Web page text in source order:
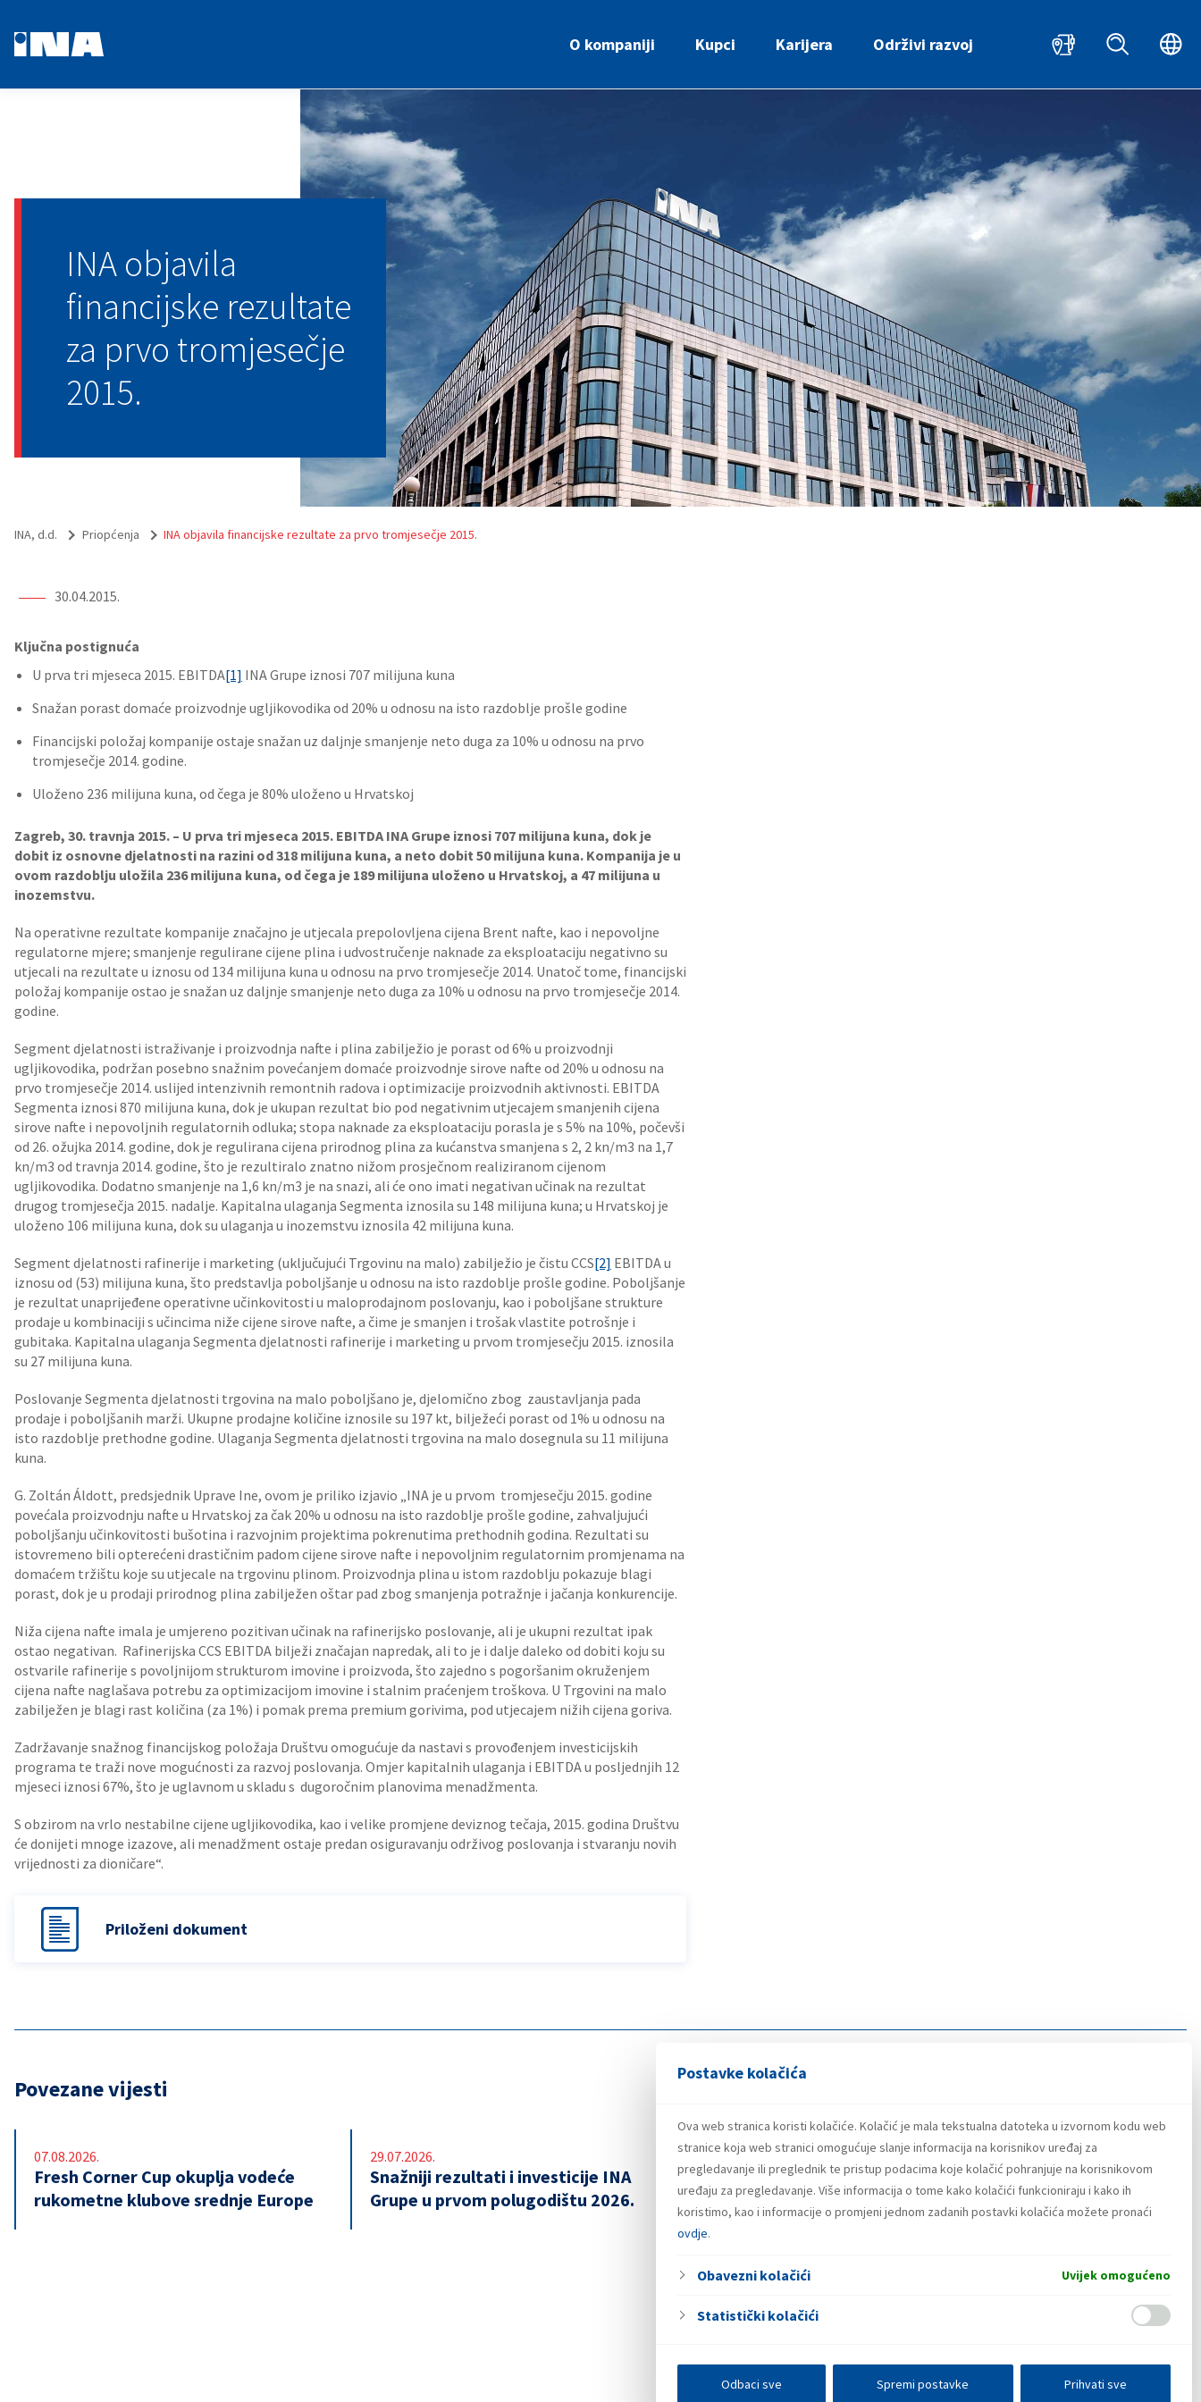
Postavke kolačića
Ova web stranica koristi kolačiće. Kolačić je mala tekstualna datoteka u izvornom kodu web
stranice koja web stranici omogućuje slanje informacija na korisnikov uređaj za
pregledavanje ili preglednik te pristup podacima koje kolačić pohranjuje na korisnikovom
uređaju za pregledavanje. Više informacija o tome kako kolačići funkcioniraju i kako ih
koristimo, kao i informacije o promjeni jednom zadanih postavki kolačića možete pronaći
ovdje.
Obavezni kolačići Uvijek omogućeno
Statistički kolačići
Odbaci sve Spremi postavke Prihvati sve
O kompaniji Kupci Karijera Održivi razvoj HR EN
INA objavila
financijske rezultate
za prvo tromjesečje
2015.
INA, d.d. Priopćenja INA objavila financijske rezultate za prvo tromjesečje 2015.
30.04.2015.
Ključna postignuća
U prva tri mjeseca 2015. EBITDA[1] INA Grupe iznosi 707 milijuna kuna
Snažan porast domaće proizvodnje ugljikovodika od 20% u odnosu na isto razdoblje prošle godine
Financijski položaj kompanije ostaje snažan uz daljnje smanjenje neto duga za 10% u odnosu na prvo
tromjesečje 2014. godine.
Uloženo 236 milijuna kuna, od čega je 80% uloženo u Hrvatskoj
Zagreb, 30. travnja 2015. – U prva tri mjeseca 2015. EBITDA INA Grupe iznosi 707 milijuna kuna, dok je
dobit iz osnovne djelatnosti na razini od 318 milijuna kuna, a neto dobit 50 milijuna kuna. Kompanija je u
ovom razdoblju uložila 236 milijuna kuna, od čega je 189 milijuna uloženo u Hrvatskoj, a 47 milijuna u
inozemstvu.
Na operativne rezultate kompanije značajno je utjecala prepolovljena cijena Brent nafte, kao i nepovoljne
regulatorne mjere; smanjenje regulirane cijene plina i udvostručenje naknade za eksploataciju negativno su
utjecali na rezultate u iznosu od 134 milijuna kuna u odnosu na prvo tromjesečje 2014. Unatoč tome, financijski
položaj kompanije ostao je snažan uz daljnje smanjenje neto duga za 10% u odnosu na prvo tromjesečje 2014.
godine.
Segment djelatnosti istraživanje i proizvodnja nafte i plina zabilježio je porast od 6% u proizvodnji
ugljikovodika, podržan posebno snažnim povećanjem domaće proizvodnje sirove nafte od 20% u odnosu na
prvo tromjesečje 2014. uslijed intenzivnih remontnih radova i optimizacije proizvodnih aktivnosti. EBITDA
Segmenta iznosi 870 milijuna kuna, dok je ukupan rezultat bio pod negativnim utjecajem smanjenih cijena
sirove nafte i nepovoljnih regulatornih odluka; stopa naknade za eksploataciju porasla je s 5% na 10%, počevši
od 26. ožujka 2014. godine, dok je regulirana cijena prirodnog plina za kućanstva smanjena s 2, 2 kn/m3 na 1,7
kn/m3 od travnja 2014. godine, što je rezultiralo znatno nižom prosječnom realiziranom cijenom
ugljikovodika. Dodatno smanjenje na 1,6 kn/m3 je na snazi, ali će ono imati negativan učinak na rezultat
drugog tromjesečja 2015. nadalje. Kapitalna ulaganja Segmenta iznosila su 148 milijuna kuna; u Hrvatskoj je
uloženo 106 milijuna kuna, dok su ulaganja u inozemstvu iznosila 42 milijuna kuna.
Segment djelatnosti rafinerije i marketing (uključujući Trgovinu na malo) zabilježio je čistu CCS[2] EBITDA u
iznosu od (53) milijuna kuna, što predstavlja poboljšanje u odnosu na isto razdoblje prošle godine. Poboljšanje
je rezultat unaprijeđene operativne učinkovitosti u maloprodajnom poslovanju, kao i poboljšane strukture
prodaje u kombinaciji s učincima niže cijene sirove nafte, a čime je smanjen i trošak vlastite potrošnje i
gubitaka. Kapitalna ulaganja Segmenta djelatnosti rafinerije i marketing u prvom tromjesečju 2015. iznosila
su 27 milijuna kuna.
Poslovanje Segmenta djelatnosti trgovina na malo poboljšano je, djelomično zbog zaustavljanja pada
prodaje i poboljšanih marži. Ukupne prodajne količine iznosile su 197 kt, bilježeći porast od 1% u odnosu na
isto razdoblje prethodne godine. Ulaganja Segmenta djelatnosti trgovina na malo dosegnula su 11 milijuna
kuna.
G. Zoltán Áldott, predsjednik Uprave Ine, ovom je priliko izjavio „INA je u prvom tromjesečju 2015. godine
povećala proizvodnju nafte u Hrvatskoj za čak 20% u odnosu na isto razdoblje prošle godine, zahvaljujući
poboljšanju učinkovitosti bušotina i razvojnim projektima pokrenutima prethodnih godina. Rezultati su
istovremeno bili opterećeni drastičnim padom cijene sirove nafte i nepovoljnim regulatornim promjenama na
domaćem tržištu koje su utjecale na trgovinu plinom. Proizvodnja plina u istom razdoblju pokazuje blagi
porast, dok je u prodaji prirodnog plina zabilježen oštar pad zbog smanjenja potražnje i jačanja konkurencije.
Niža cijena nafte imala je umjereno pozitivan učinak na rafinerijsko poslovanje, ali je ukupni rezultat ipak
ostao negativan. Rafinerijska CCS EBITDA bilježi značajan napredak, ali to je i dalje daleko od dobiti koju su
ostvarile rafinerije s povoljnijom strukturom imovine i proizvoda, što zajedno s pogoršanim okruženjem
cijena nafte naglašava potrebu za optimizacijom imovine i stalnim praćenjem troškova. U Trgovini na malo
zabilježen je blagi rast količina (za 1%) i pomak prema premium gorivima, pod utjecajem nižih cijena goriva.
Zadržavanje snažnog financijskog položaja Društvu omogućuje da nastavi s provođenjem investicijskih
programa te traži nove mogućnosti za razvoj poslovanja. Omjer kapitalnih ulaganja i EBITDA u posljednjih 12
mjeseci iznosi 67%, što je uglavnom u skladu s dugoročnim planovima menadžmenta.
S obzirom na vrlo nestabilne cijene ugljikovodika, kao i velike promjene deviznog tečaja, 2015. godina Društvu
će donijeti mnoge izazove, ali menadžment ostaje predan osiguravanju održivog poslovanja i stvaranju novih
vrijednosti za dioničare“.
Priloženi dokument
Povezane vijesti
07.08.2026.
Fresh Corner Cup okuplja vodeće
rukometne klubove srednje Europe
29.07.2026.
Snažniji rezultati i investicije INA
Grupe u prvom polugodištu 2026.